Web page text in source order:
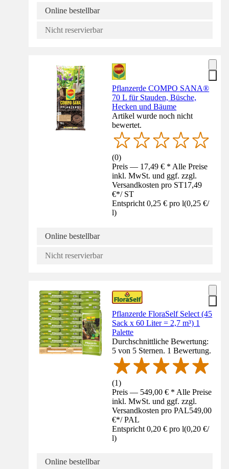
Online bestellbar
Nicht reservierbar
Pflanzerde COMPO SANA®
70 L für Stauden, Büsche,
Hecken und Bäume
Artikel wurde noch nicht
bewertet.
(0)
Preis — 17,49 € * Alle Preise
inkl. MwSt. und ggf. zzgl.
Versandkosten pro ST17,49
€*/ ST
Entspricht 0,25 € pro l(0,25 €/
l)
Online bestellbar
Nicht reservierbar
Pflanzerde FloraSelf Select (45
Sack x 60 Liter = 2,7 m³) 1
Palette
Durchschnittliche Bewertung:
5 von 5 Sternen. 1 Bewertung.
(1)
Preis — 549,00 € * Alle Preise
inkl. MwSt. und ggf. zzgl.
Versandkosten pro PAL549,00
€*/ PAL
Entspricht 0,20 € pro l(0,20 €/
l)
Online bestellbar